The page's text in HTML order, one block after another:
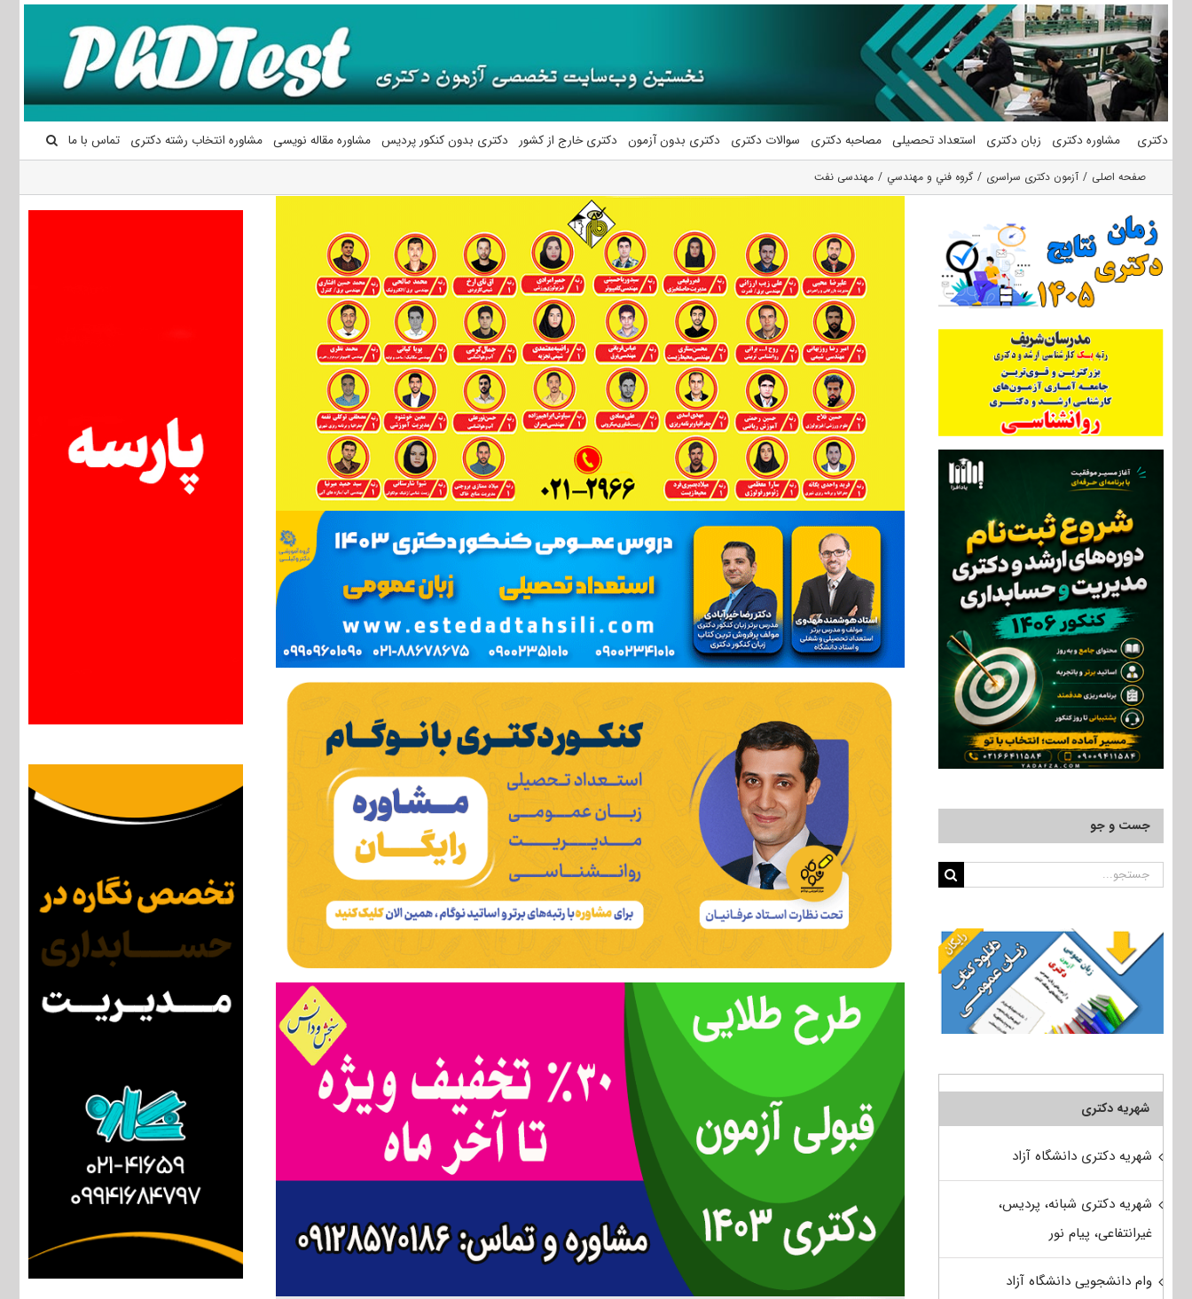
محتوا
دکتری مشاوره دکتری زبان دکتری استعداد تحصیلی مصاحبه دکتری سوالات دکتری دکتری بدون آزمون دکتری خارج از کشور دکتری بدون کنکور پردیس مشاوره مقاله نویسی مشاوره انتخاب رشته دکتری تماس با ما
صفحه اصلی آزمون دکتری سراسری گروه فني و مهندسي مهندسی نفت
جست و جو
جستجو
شهریه دکتری
شهریه دکتری دانشگاه آزاد
شهریه دکتری شبانه، پردیس،
غیرانتفاعی، پیام نور
وام دانشجویی دانشگاه آزاد